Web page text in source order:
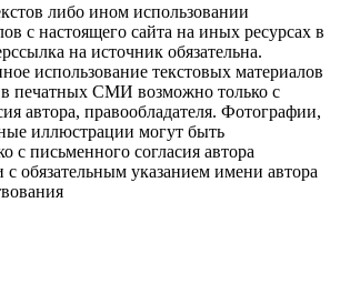
либо ином использовании
с настоящего сайта на иных ресурсах в
на источник обязательна.
использование текстовых материалов
в печатных СМИ возможно только с
автора, правообладателя. Фотографии,
иллюстрации могут быть
с письменного согласия автора
с обязательным указанием имени автора